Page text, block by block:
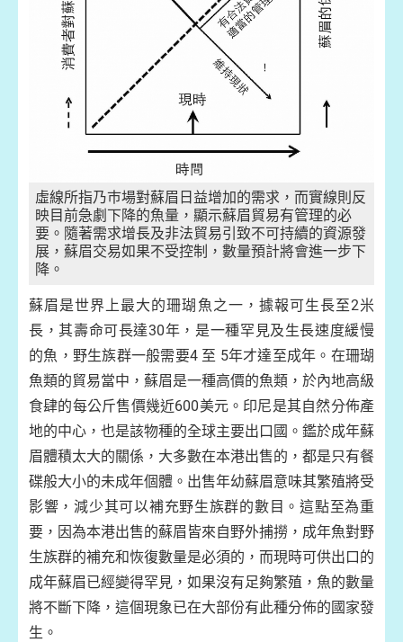
虛線所指乃巿場對蘇眉日益增加的需求，而實線則反
映目前急劇下降的魚量，顯示蘇眉貿易有管理的必
要。隨著需求增長及非法貿易引致不可持續的資源發
展，蘇眉交易如果不受控制，數量預計將會進一步下
降。
蘇眉是世界上最大的珊瑚魚之一，據報可生長至2米
長，其壽命可長達30年，是一種罕見及生長速度緩慢
的魚，野生族群一般需要4 至 5年才達至成年。在珊瑚
魚類的貿易當中，蘇眉是一種高價的魚類，於內地高級
食肆的每公斤售價幾近600美元。印尼是其自然分佈產
地的中心，也是該物種的全球主要出口國。鑑於成年蘇
眉體積太大的關係，大多數在本港出售的，都是只有餐
碟般大小的未成年個體。出售年幼蘇眉意味其繁殖將受
影響，減少其可以補充野生族群的數目。這點至為重
要，因為本港出售的蘇眉皆來自野外捕撈，成年魚對野
生族群的補充和恢復數量是必須的，而現時可供出口的
成年蘇眉已經變得罕見，如果沒有足夠繁殖，魚的數量
將不斷下降，這個現象已在大部份有此種分佈的國家發
生。